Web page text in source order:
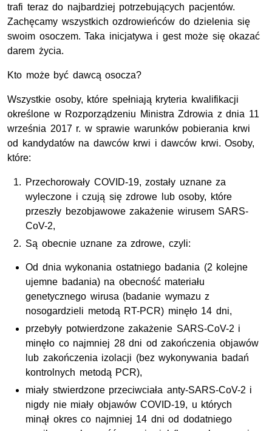
trafi teraz do najbardziej potrzebujących pacjentów.
Zachęcamy wszystkich ozdrowieńców do dzielenia się
swoim osoczem. Taka inicjatywa i gest może się okazać
darem życia.
Kto może być dawcą osocza?
Wszystkie osoby, które spełniają kryteria kwalifikacji
określone w Rozporządzeniu Ministra Zdrowia z dnia 11
września 2017 r. w sprawie warunków pobierania krwi
od kandydatów na dawców krwi i dawców krwi. Osoby,
które:
Przechorowały COVID-19, zostały uznane za
wyleczone i czują się zdrowe lub osoby, które
przeszły bezobjawowe zakażenie wirusem SARS-
CoV-2,
Są obecnie uznane za zdrowe, czyli:
Od dnia wykonania ostatniego badania (2 kolejne
ujemne badania) na obecność materiału
genetycznego wirusa (badanie wymazu z
nosogardzieli metodą RT-PCR) minęło 14 dni,
przebyły potwierdzone zakażenie SARS-CoV-2 i
minęło co najmniej 28 dni od zakończenia objawów
lub zakończenia izolacji (bez wykonywania badań
kontrolnych metodą PCR),
miały stwierdzone przeciwciała anty-SARS-CoV-2 i
nigdy nie miały objawów COVID-19, u których
minął okres co najmniej 14 dni od dodatniego